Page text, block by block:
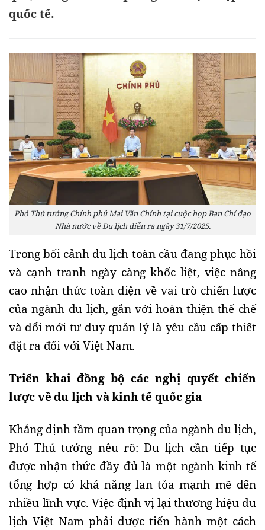
quốc tế.
Phó Thủ tướng Chính phủ Mai Văn Chính tại cuộc họp Ban Chỉ đạo
Nhà nước về Du lịch diễn ra ngày 31/7/2025.
Trong bối cảnh du lịch toàn cầu đang phục hồi
và cạnh tranh ngày càng khốc liệt, việc nâng
cao nhận thức toàn diện về vai trò chiến lược
của ngành du lịch, gắn với hoàn thiện thể chế
và đổi mới tư duy quản lý là yêu cầu cấp thiết
đặt ra đối với Việt Nam.
Triển khai đồng bộ các nghị quyết chiến
lược về du lịch và kinh tế quốc gia
Khẳng định tầm quan trọng của ngành du lịch,
Phó Thủ tướng nêu rõ: Du lịch cần tiếp tục
được nhận thức đầy đủ là một ngành kinh tế
tổng hợp có khả năng lan tỏa mạnh mẽ đến
nhiều lĩnh vực. Việc định vị lại thương hiệu du
lịch Việt Nam phải được tiến hành một cách